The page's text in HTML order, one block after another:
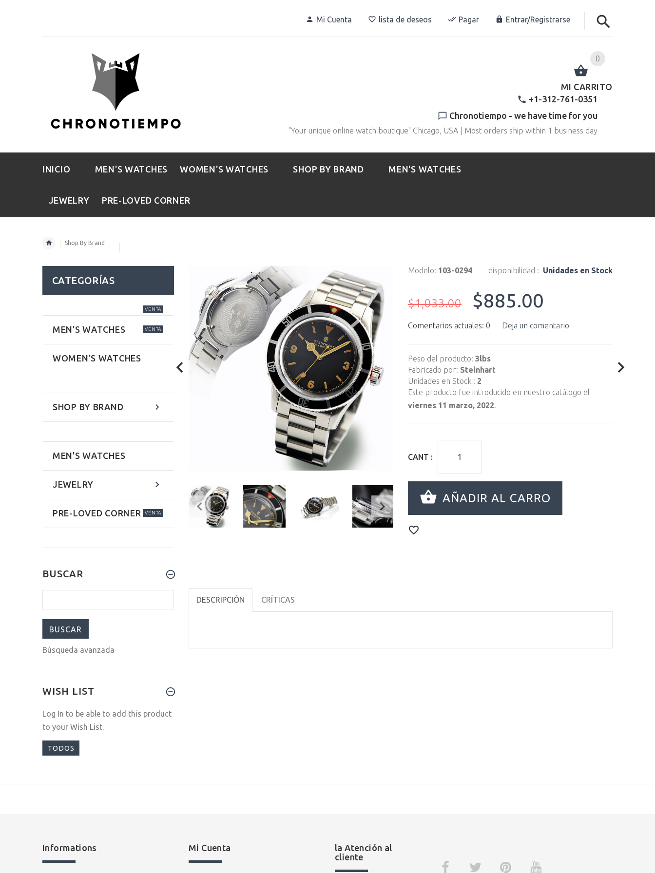
Mi Cuenta lista de deseos Pagar Entrar/Registrarse
0
MI CARRITO
+1-312-761-0351
Chronotiempo - we have time for you
"Your unique online watch boutique" Chicago, USA | Most orders ship within 1 business day
INICIO MEN'S WATCHES WOMEN'S WATCHES SHOP BY BRAND MEN'S WATCHES
JEWELRY PRE-LOVED CORNER
Shop By Brand
Modelo: 103-0294 disponibilidad : Unidades en Stock
$1,033.00 $885.00
Comentarios actuales: 0 Deja un comentario
Peso del producto: 3lbs
Fabricado por: Steinhart
Unidades en Stock : 2
Este producto fue introducido en nuestro catálogo el
viernes 11 marzo, 2022.
CANT :
DESCRIPCIÓN CRÍTICAS
CATEGORÍAS
VENTA
MEN'S WATCHES VENTA
WOMEN'S WATCHES
SHOP BY BRAND
MEN'S WATCHES
JEWELRY
PRE-LOVED CORNER VENTA
BUSCAR
Búsqueda avanzada
WISH LIST
Log In to be able to add this product
to your Wish List.
TODOS
Informations Mi Cuenta
la Atención al
cliente